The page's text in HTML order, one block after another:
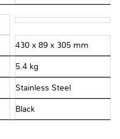
430 x 89 x 305 mm
5.4 kg
Stainless Steel
Black